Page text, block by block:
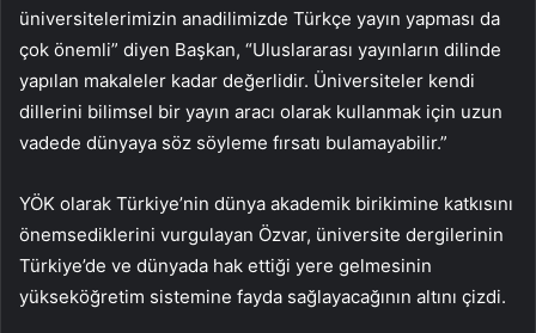
üniversitelerimizin anadilimizde Türkçe yayın yapması da
çok önemli” diyen Başkan, “Uluslararası yayınların dilinde
yapılan makaleler kadar değerlidir. Üniversiteler kendi
dillerini bilimsel bir yayın aracı olarak kullanmak için uzun
vadede dünyaya söz söyleme fırsatı bulamayabilir.”
YÖK olarak Türkiye’nin dünya akademik birikimine katkısını
önemsediklerini vurgulayan Özvar, üniversite dergilerinin
Türkiye’de ve dünyada hak ettiği yere gelmesinin
yükseköğretim sistemine fayda sağlayacağının altını çizdi.